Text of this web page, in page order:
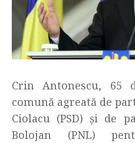
Crin Antonescu, 65
comună agreată de
Ciolacu (PSD) și de
Bolojan (PNL)